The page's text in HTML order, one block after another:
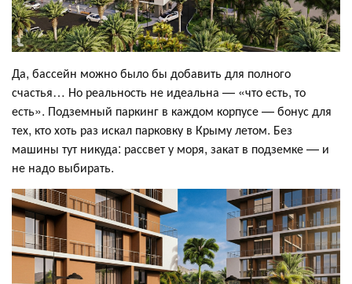
Да, бассейн можно было бы добавить для полного
счастья… Но реальность не идеальна — «что есть, то
есть». Подземный паркинг в каждом корпусе — бонус для
тех, кто хоть раз искал парковку в Крыму летом. Без
машины тут никуда: рассвет у моря, закат в подземке — и
не надо выбирать.